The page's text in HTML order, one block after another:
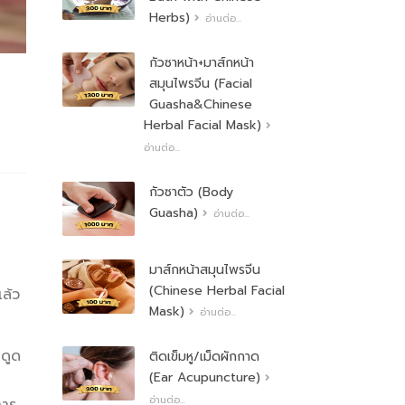
ว
ด
Herbs)
อ่านต่อ...
กัวซาหน้า+มาส์กหน้า
สมุนไพรจีน (Facial
Guasha&Chinese
Herbal Facial Mask)
อ่านต่อ...
กัวซาตัว (Body
Guasha)
อ่านต่อ...
มาส์กหน้าสมุนไพรจีน
(Chinese Herbal Facial
Mask)
อ่านต่อ...
ติดเข็มหู/เม็ดผักกาด
(Ear Acupuncture)
อ่านต่อ...